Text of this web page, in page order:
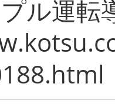
ル運転